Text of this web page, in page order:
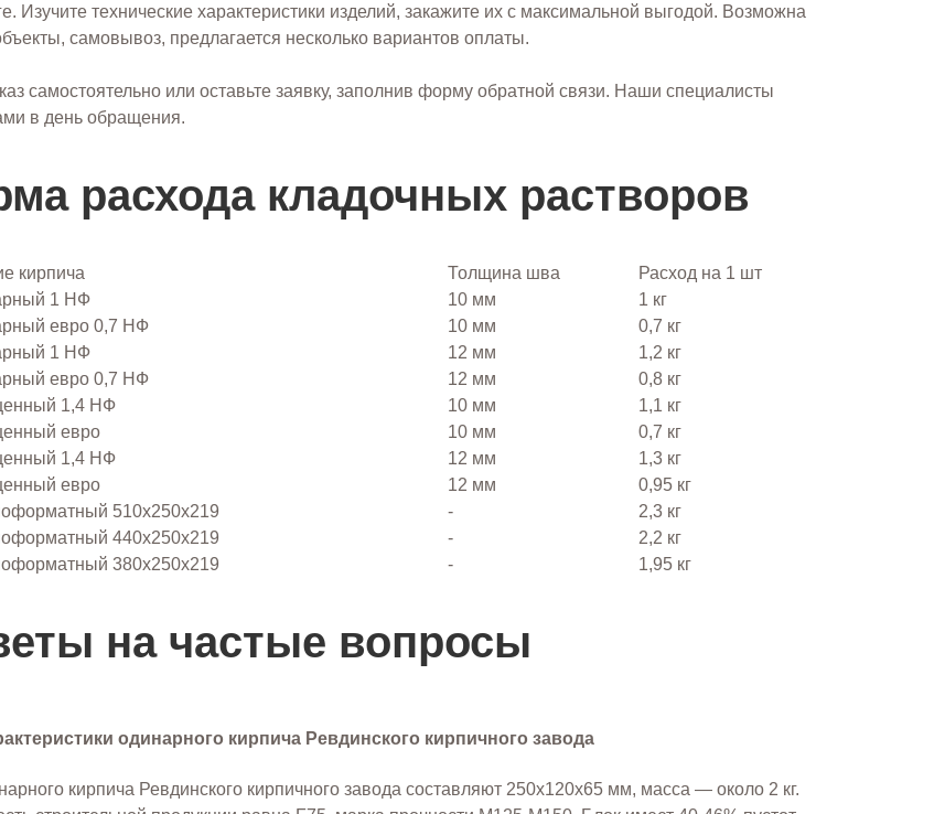
Изучите технические характеристики изделий, закажите их с максимальной выгодой. Возможна
самовывоз, предлагается несколько вариантов оплаты.
самостоятельно или оставьте заявку, заполнив форму обратной связи. Наши специалисты
в день обращения.
расхода кладочных растворов
кирпича Толщина шва
Расход на 1 шт
1 НФ
10 мм
1 кг
евро 0,7 НФ
10 мм
0,7 кг
1 НФ
12 мм
1,2 кг
евро 0,7 НФ
12 мм
0,8 кг
1,4 НФ
10 мм
1,1 кг
евро
10 мм
0,7 кг
1,4 НФ
12 мм
1,3 кг
евро
12 мм
0,95 кг
510x250x219
-
2,3 кг
440x250x219
-
2,2 кг
380x250x219
- 1,95 кг
на частые вопросы
одинарного кирпича Ревдинского кирпичного завода
кирпича Ревдинского кирпичного завода составляют 250х120х65 мм, масса — около 2 кг.